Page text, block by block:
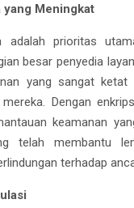
yang Meningkat
adalah prioritas
besar penyedia
yang sangat ketat
Dengan
keamanan
telah membantu
terhadap